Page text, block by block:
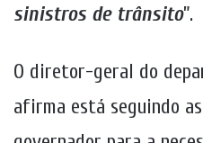
sinistros de trânsito”.
O diretor-geral do
afirma está seguindo